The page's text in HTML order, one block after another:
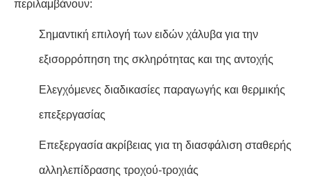
περιλαμβάνουν:
Σημαντική επιλογή των ειδών χάλυβα για την
εξισορρόπηση της σκληρότητας και της αντοχής
Ελεγχόμενες διαδικασίες παραγωγής και θερμικής
επεξεργασίας
Επεξεργασία ακρίβειας για τη διασφάλιση σταθερής
αλληλεπίδρασης τροχού-τροχιάς